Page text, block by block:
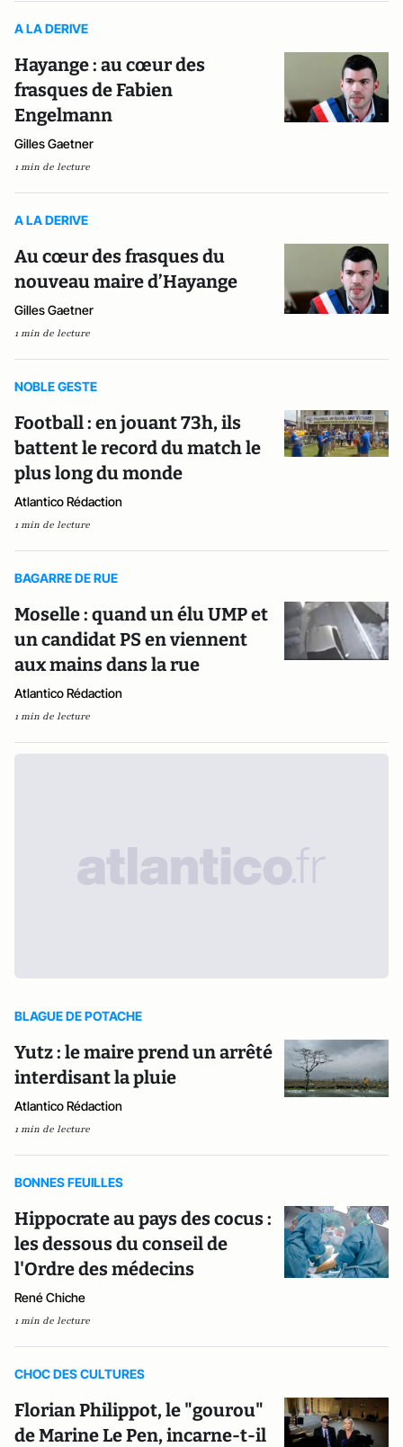
A LA DERIVE
Hayange : au cœur des
frasques de Fabien
Engelmann
Gilles Gaetner
1 min de lecture
A LA DERIVE
Au cœur des frasques du
nouveau maire d’Hayange
Gilles Gaetner
1 min de lecture
NOBLE GESTE
Football : en jouant 73h, ils
battent le record du match le
plus long du monde
Atlantico Rédaction
1 min de lecture
BAGARRE DE RUE
Moselle : quand un élu UMP et
un candidat PS en viennent
aux mains dans la rue
Atlantico Rédaction
1 min de lecture
BLAGUE DE POTACHE
Yutz : le maire prend un arrêté
interdisant la pluie
Atlantico Rédaction
1 min de lecture
BONNES FEUILLES
Hippocrate au pays des cocus :
les dessous du conseil de
l'Ordre des médecins
René Chiche
1 min de lecture
CHOC DES CULTURES
Florian Philippot, le "gourou"
de Marine Le Pen, incarne-t-il